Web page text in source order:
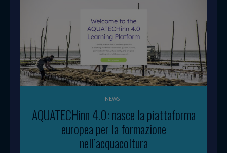
NEWS
AQUATECHinn 4.0: nasce la piattaforma
europea per la formazione
nell’acquacoltura